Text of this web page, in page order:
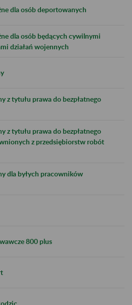
dla osób deportowanych
dla osób będących cywilnymi
działań wojennych
z tytułu prawa do bezpłatnego
z tytułu prawa do bezpłatnego
z przedsiębiorstw robót
dla byłych pracowników
800 plus